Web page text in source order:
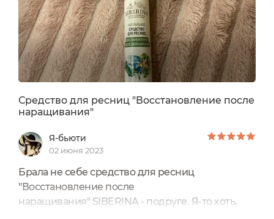
Средство для ресниц "Восстановление после
наращивания"
Я-бьюти
02 июня 2023
Брала не себе средство для ресниц
"Восстановление после
наращивания" SIBERINA - подруге. Я-то хоть,